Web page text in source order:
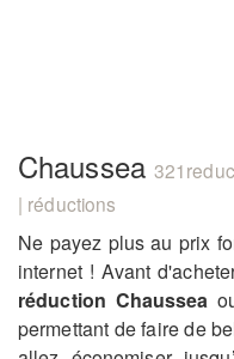
Chaussea
| réductions
Ne payez plus au prix
internet ! Avant
réduction Chaussea
permettant de faire de